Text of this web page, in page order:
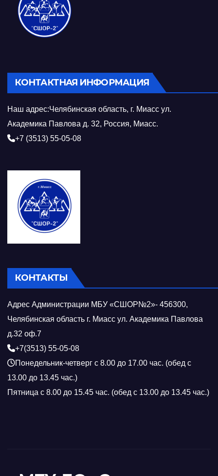
КОНТАКТНАЯ ИНФОРМАЦИЯ
Наш адрес:Челябинская область, г. Миасс ул.
Академика Павлова д. 32, Россия, Миасс.
+7 (3513) 55-05-08
КОНТАКТЫ
Адрес Администрации МБУ «СШОР№2»- 456300,
Челябинская область г. Миасс ул. Академика Павлова
д.32 оф.7
+7(3513) 55-05-08
Понедельник-четверг с 8.00 до 17.00 час. (обед с
13.00 до 13.45 час.)
Пятница с 8.00 до 15.45 час. (обед с 13.00 до 13.45 час.)